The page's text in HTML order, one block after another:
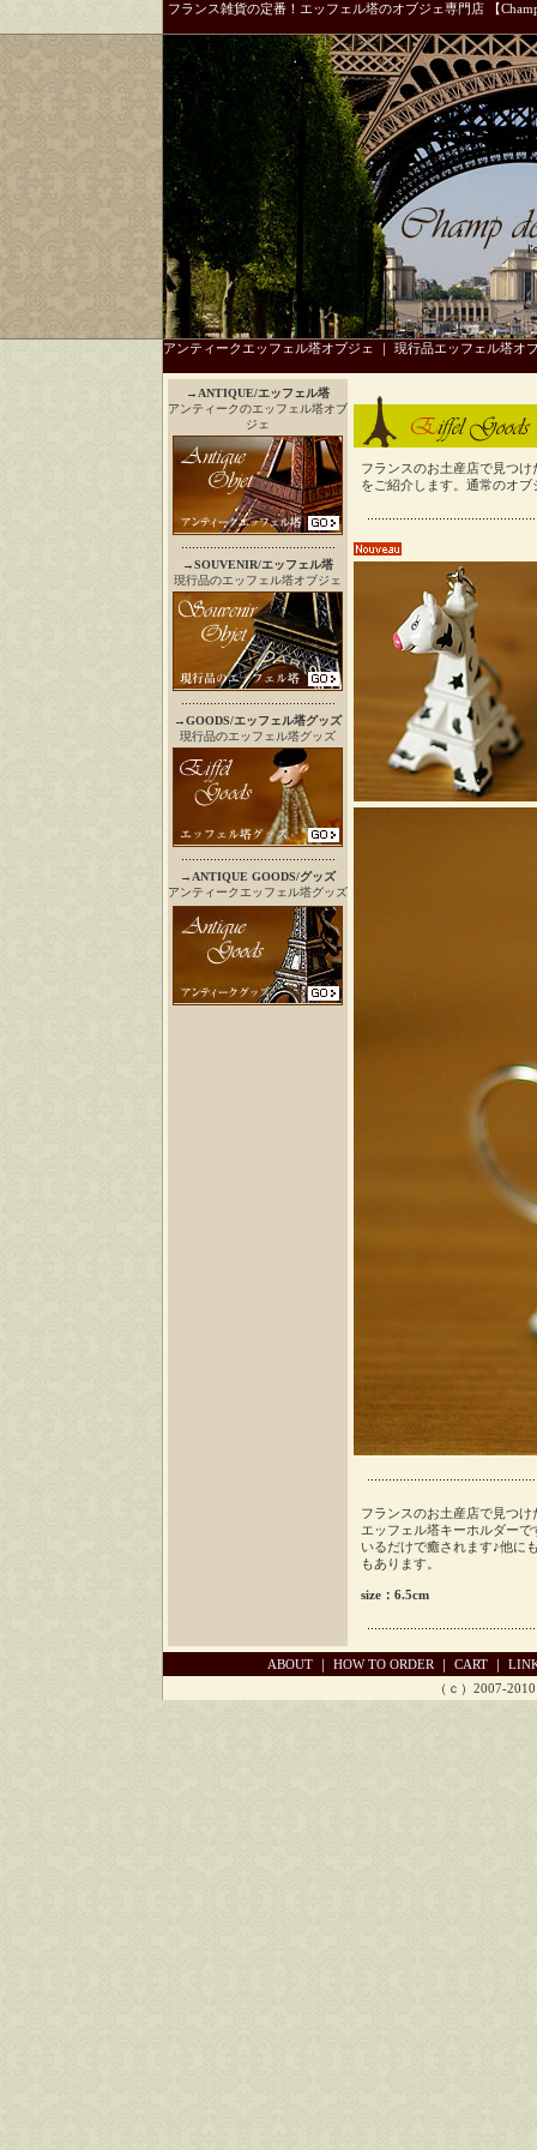
フランス雑貨の定番！エッフェル塔のオブジェ専門店 【
アンティークエッフェル塔オブジェ ｜ 現行品エッフェル塔オ
→ ANTIQUE/エッフェル塔
アンティークのエッフェル塔オブ
ジェ
→SOUVENIR/エッフェル塔
現行品のエッフェル塔オブジェ
→GOODS/エッフェル塔グッズ
現行品のエッフェル塔グッズ
→ ANTIQUE GOODS/グッズ
アンティークエッフェル塔グッズ
フランスのお土産店で見つ
をご紹介します。通常のオ
フランスのお土産店で見つ
エッフェル塔キーホルダー
いるだけで癒されます♪他に
もあります。
size：6.5cm
ABOUT ｜ HOW TO ORDER ｜ CART ｜
（ｃ）2007-